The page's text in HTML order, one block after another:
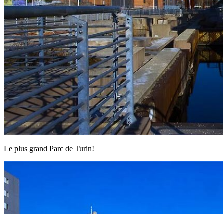
Le plus grand Parc de Turin!